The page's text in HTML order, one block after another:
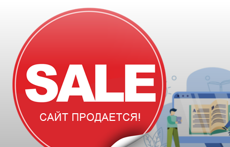
содержимому